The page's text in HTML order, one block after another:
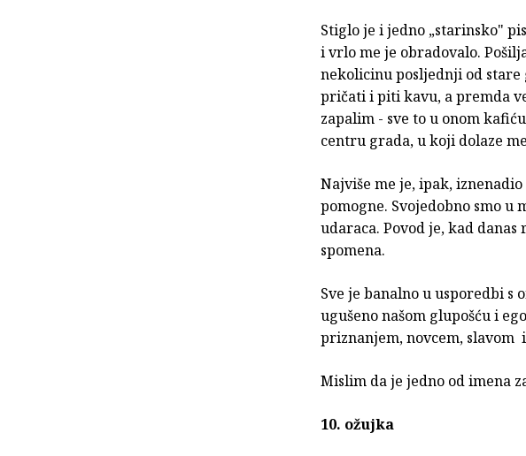
Stiglo je i jedno „starinsko"
i vrlo me je obradovalo.
nekolicinu posljednji od stare
pričati i piti kavu, a premda
zapalim - sve to u onom
centru grada, u koji dolaze
Najviše me je, ipak,
pomogne. Svojedobno smo
udaraca. Povod je, kad
spomena.
Sve je banalno u usporedbi s
ugušeno našom glupošću i
priznanjem, novcem,
Mislim da je jedno od imena
10. ožujka